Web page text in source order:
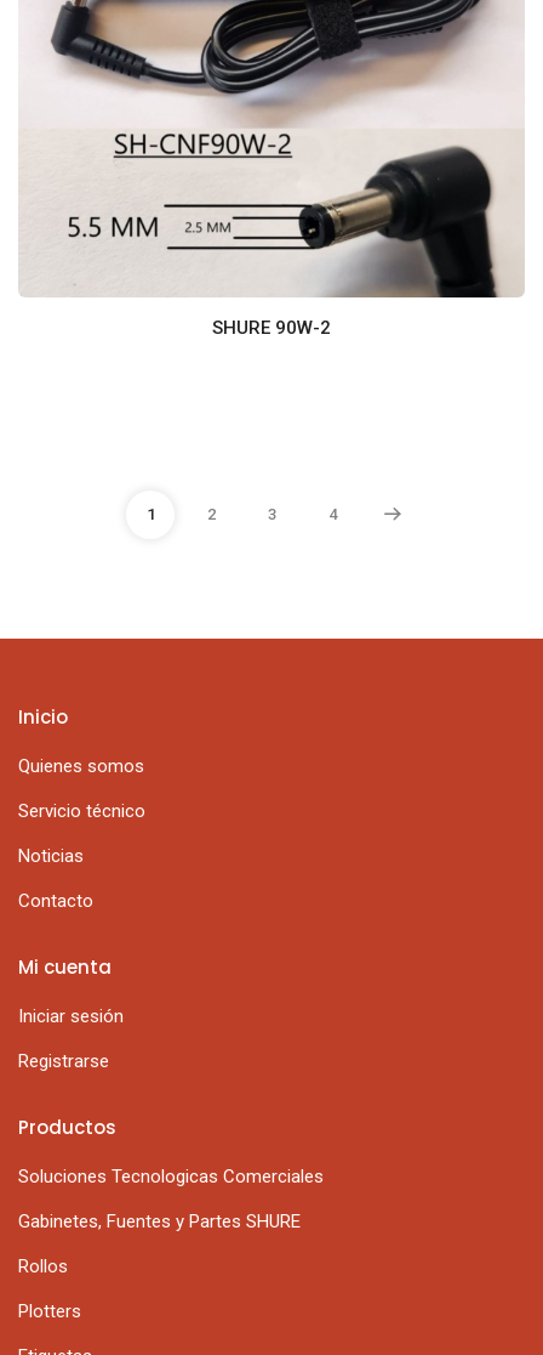
SHURE 90W-2
1 2 3 4
Inicio
Quienes somos
Servicio técnico
Noticias
Contacto
Productos
Soluciones Tecnologicas Comerciales
Gabinetes, Fuentes y Partes SHURE
Rollos
Plotters
Mi cuenta
Iniciar sesión
Registrarse